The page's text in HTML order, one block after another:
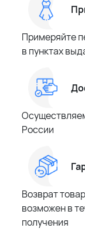
Примеряйте
в пунктах
России
Возврат
возможен в
получения